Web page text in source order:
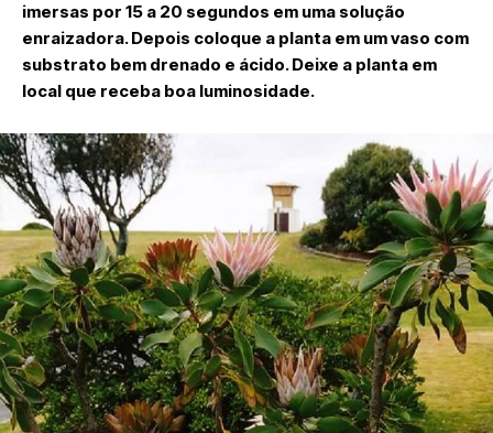
imersas por 15 a 20 segundos em uma solução
enraizadora. Depois coloque a planta em um vaso com
substrato bem drenado e ácido. Deixe a planta em
local que receba boa luminosidade.